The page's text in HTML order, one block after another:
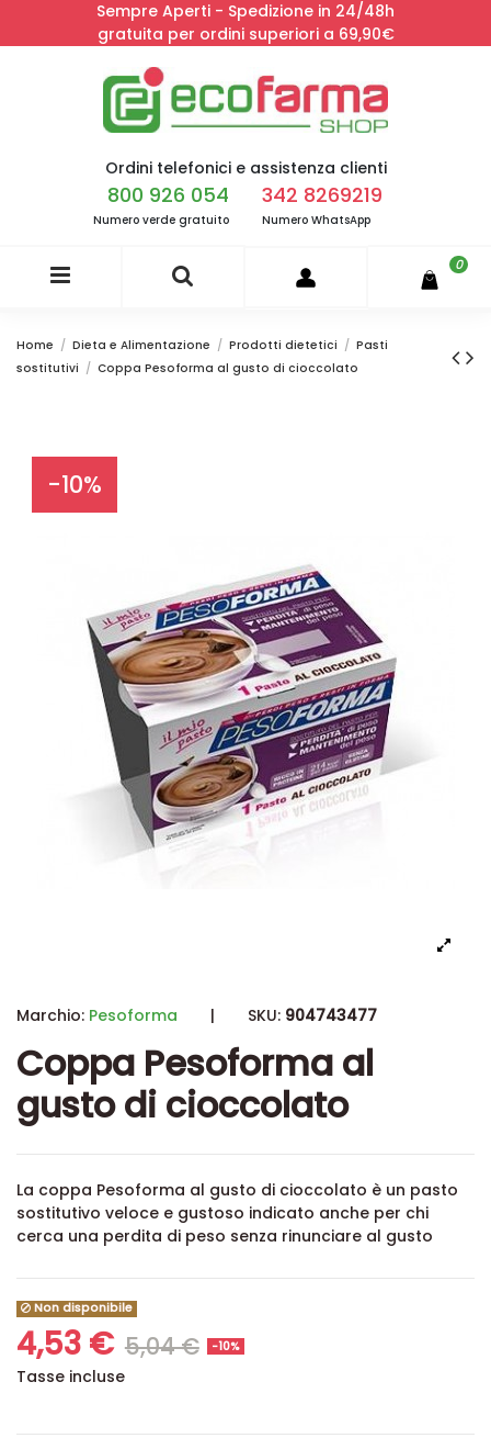
Sempre Aperti - Spedizione in 24/48h
gratuita per ordini superiori a 69,90€
Ordini telefonici e assistenza clienti
800 926 054
Numero verde gratuito
342 8269219
Numero WhatsApp
0
Home Dieta e Alimentazione Prodotti dietetici
Pasti
sostitutivi
Coppa Pesoforma al gusto di cioccolato
-10%
Marchio: Pesoforma | SKU: 904743477
Coppa Pesoforma al
gusto di cioccolato
La coppa Pesoforma al gusto di cioccolato è un pasto
sostitutivo veloce e gustoso indicato anche per chi
cerca una perdita di peso senza rinunciare al gusto
Non disponibile
4,53 € 5,04 € -10%
Tasse incluse